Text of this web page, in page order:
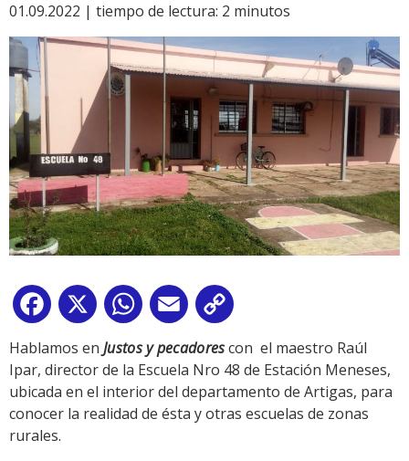
01.09.2022 | tiempo de lectura: 2 minutos
Facebook
X WhatsApp
Email
Link
Hablamos en Justos y pecadorescon el maestro Raúl
Ipar, director de la Escuela Nro 48 de Estación Meneses,
ubicada en el interior del departamento de Artigas, para
conocer la realidad de ésta y otras escuelas de zonas
rurales.